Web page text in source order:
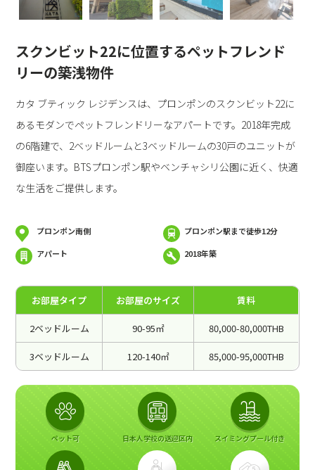
スクンビット22に位置するペットフレンド
リーの築浅物件
カタ ブティック レジデンスは、プロンポンのスクンビット22に
あるモダンでペットフレンドリーなアパートです。2018年完成
の6階建で、2ベッドルームと3ベッドルームの30戸のユニットが
御座います。BTSプロンポン駅やベンチャシリ公園に近く、快適
な生活をご提供します。
プロンポン南側
プロンポン駅まで徒歩12分
アパート
2018年築
お部屋タイプ お部屋のサイズ 賃料
2ベッドルーム 90-95㎡ 80,000-80,000THB
3ベッドルーム 120-140㎡ 85,000-95,000THB
ペット可 日本人学校の送迎区内 スイミングプール付き